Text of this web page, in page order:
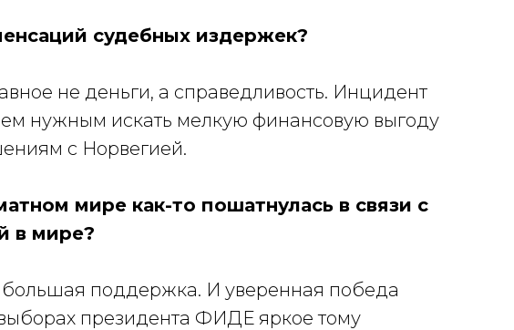
судебных издержек?
не деньги, а справедливость. Инцидент
нужным искать мелкую финансовую выгоду
с Норвегией.
мире как-то пошатнулась в связи с
в мире?
поддержка. И уверенная победа
президента ФИДЕ яркое тому